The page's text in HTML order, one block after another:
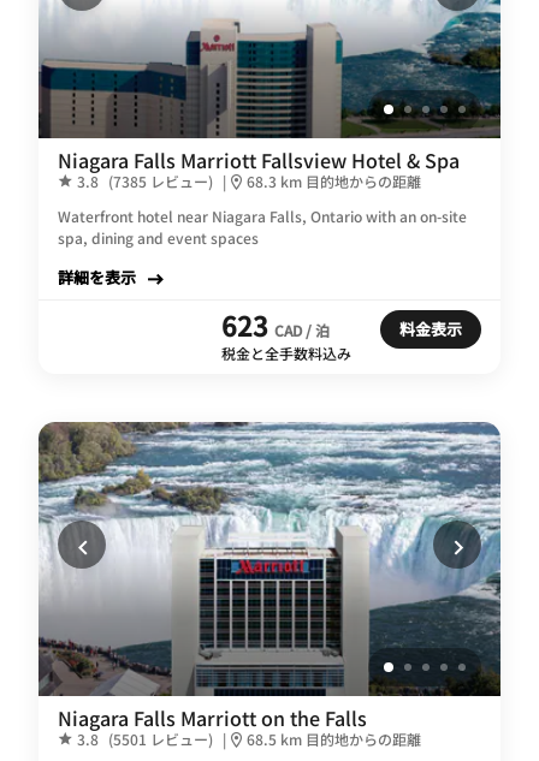
Niagara Falls Marriott Fallsview Hotel & Spa
3.8 (7385 レビュー) |
68.3 km 目的地からの距離
Waterfront hotel near Niagara Falls, Ontario with an on-site
spa, dining and event spaces
詳細を表示
623 CAD / 泊
税金と全手数料込み
料金表示
Niagara Falls Marriott on the Falls
3.8 (5501 レビュー) |
68.5 km 目的地からの距離